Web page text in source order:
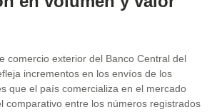
comercio exterior del Banco Central del
incrementos en los envíos de los
que el país comercializa en el mercado
comparativo entre los números registrados